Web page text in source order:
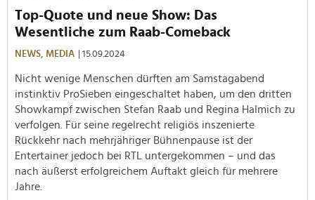
Top-Quote und neue Show: Das
Wesentliche zum Raab-Comeback
NEWS, MEDIA | 15.09.2024
Nicht wenige Menschen dürften am Samstagabend
instinktiv ProSieben eingeschaltet haben, um den dritten
Showkampf zwischen Stefan Raab und Regina Halmich zu
verfolgen. Für seine regelrecht religiös inszenierte
Rückkehr nach mehrjähriger Bühnenpause ist der
Entertainer jedoch bei RTL untergekommen – und das
nach äußerst erfolgreichem Auftakt gleich für mehrere
Jahre.